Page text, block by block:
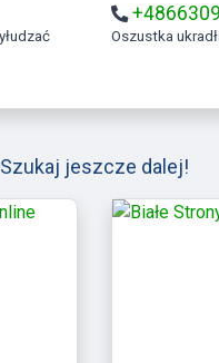
Oszustka
Szukaj jeszcze dalej!